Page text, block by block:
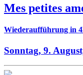
Mes petites
Wiederaufführung in
Sonntag, 9.